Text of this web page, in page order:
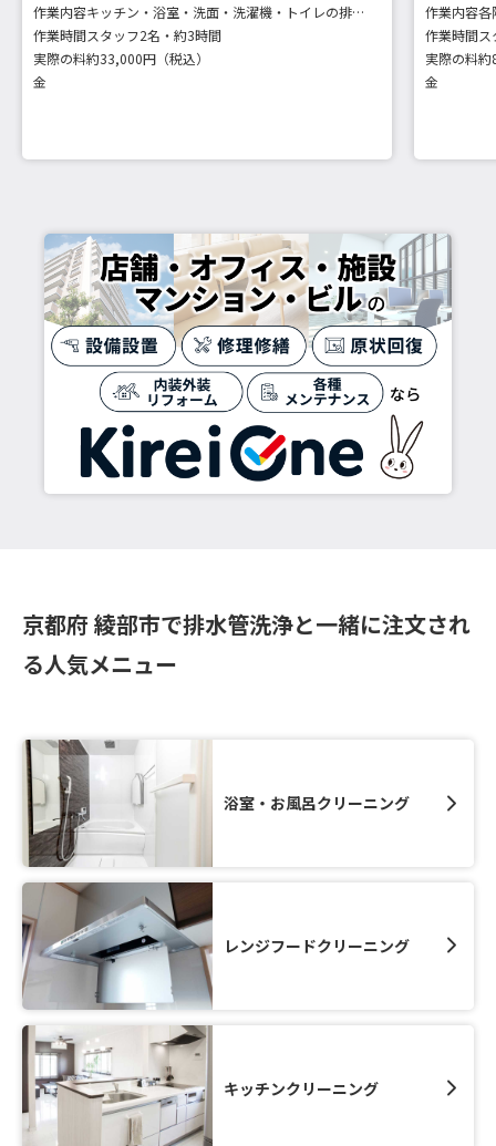
作業内容
キッチン・浴室・洗面・洗濯機・トイレの排水口・トラップ洗浄
作業時間スタッフ2名・約3時間
実際の料
金
約33,000円（税込）
作業内容
作業時間
実際の料
金
約
京都府 綾部市で排水管洗浄と一緒に注文され
る人気メニュー
浴室・お風呂クリーニング
レンジフードクリーニング
キッチンクリーニング